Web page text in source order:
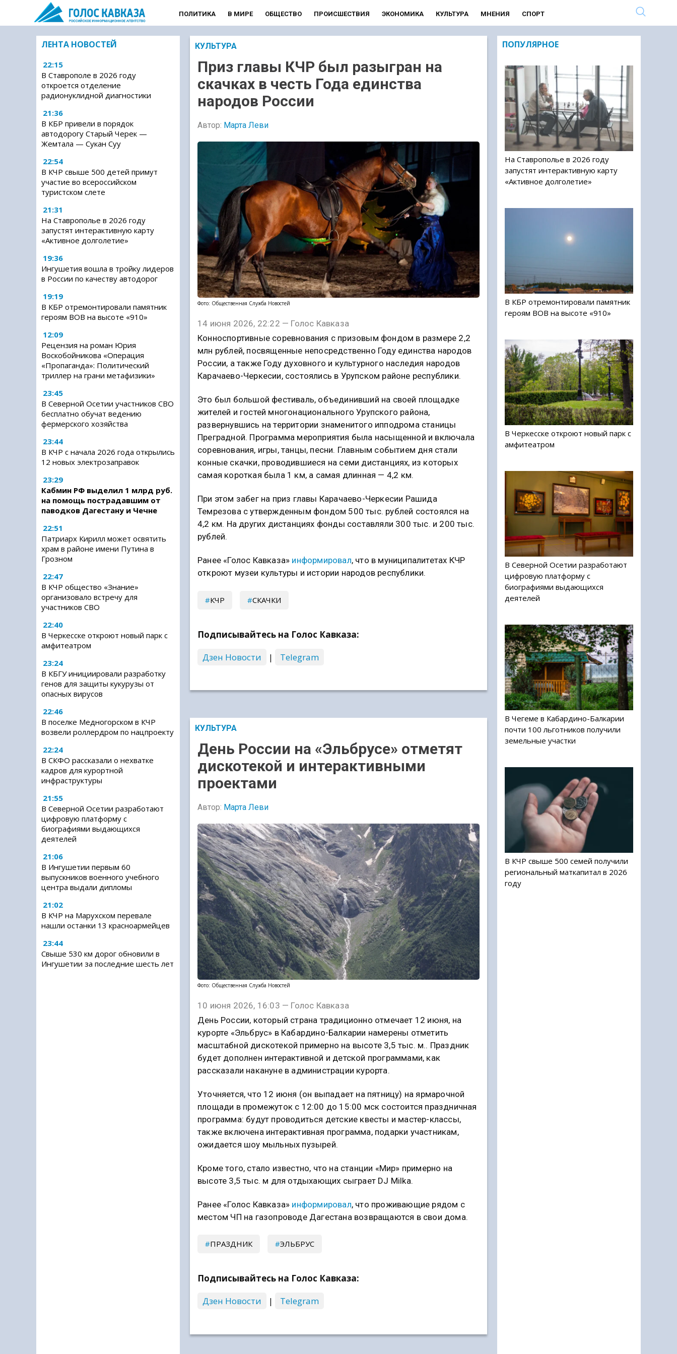
ПОЛИТИКА В МИРЕ ОБЩЕСТВО ПРОИСШЕСТВИЯ ЭКОНОМИКА КУЛЬТУРА МНЕНИЯ СПОРТ
ЛЕНТА НОВОСТЕЙ
22:15
В Ставрополе в 2026 году
откроется отделение
радионуклидной диагностики
21:36
В КБР привели в порядок
автодорогу Старый Черек —
Жемтала — Сукан Суу
22:54
В КЧР свыше 500 детей примут
участие во всероссийском
туристском слете
21:31
На Ставрополье в 2026 году
запустят интерактивную карту
«Активное долголетие»
19:36
Ингушетия вошла в тройку лидеров
в России по качеству автодорог
19:19
В КБР отремонтировали памятник
героям ВОВ на высоте «910»
12:09
Рецензия на роман Юрия
Воскобойникова «Операция
«Пропаганда»: Политический
триллер на грани метафизики»
23:45
В Северной Осетии участников СВО
бесплатно обучат ведению
фермерского хозяйства
23:44
В КЧР с начала 2026 года открылись
12 новых электрозаправок
23:29
Кабмин РФ выделил 1 млрд руб.
на помощь пострадавшим от
паводков Дагестану и Чечне
22:51
Патриарх Кирилл может освятить
храм в районе имени Путина в
Грозном
22:47
В КЧР общество «Знание»
организовало встречу для
участников СВО
22:40
В Черкесске откроют новый парк с
амфитеатром
23:24
В КБГУ инициировали разработку
генов для защиты кукурузы от
опасных вирусов
22:46
В поселке Медногорском в КЧР
возвели роллердром по нацпроекту
22:24
В СКФО рассказали о нехватке
кадров для курортной
инфраструктуры
21:55
В Северной Осетии разработают
цифровую платформу с
биографиями выдающихся
деятелей
21:06
В Ингушетии первым 60
выпускников военного учебного
центра выдали дипломы
21:02
В КЧР на Марухском перевале
нашли останки 13 красноармейцев
23:44
Свыше 530 км дорог обновили в
Ингушетии за последние шесть лет
КУЛЬТУРА
Приз главы КЧР был разыгран на
скачках в честь Года единства
народов России
Автор: Марта Леви
Фото: Общественная Служба Новостей
14 июня 2026, 22:22 — Голос Кавказа
Конноспортивные соревнования с призовым фондом в размере 2,2
млн рублей, посвященные непосредственно Году единства народов
России, а также Году духовного и культурного наследия народов
Карачаево-Черкесии, состоялись в Урупском районе республики.
Это был большой фестиваль, объединивший на своей площадке
жителей и гостей многонационального Урупского района,
развернувшись на территории знаменитого ипподрома станицы
Преградной. Программа мероприятия была насыщенной и включала
соревнования, игры, танцы, песни. Главным событием дня стали
конные скачки, проводившиеся на семи дистанциях, из которых
самая короткая была 1 км, а самая длинная — 4,2 км.
При этом забег на приз главы Карачаево-Черкесии Рашида
Темрезова с утвержденным фондом 500 тыс. рублей состоялся на
4,2 км. На других дистанциях фонды составляли 300 тыс. и 200 тыс.
рублей.
Ранее «Голос Кавказа» информировал, что в муниципалитетах КЧР
откроют музеи культуры и истории народов республики.
КЧР СКАЧКИ
Подписывайтесь на Голос Кавказа:
Дзен Новости
| Telegram
КУЛЬТУРА
День России на «Эльбрусе» отметят
дискотекой и интерактивными
проектами
Автор: Марта Леви
Фото: Общественная Служба Новостей
10 июня 2026, 16:03 — Голос Кавказа
День России, который страна традиционно отмечает 12 июня, на
курорте «Эльбрус» в Кабардино-Балкарии намерены отметить
масштабной дискотекой примерно на высоте 3,5 тыс. м.. Праздник
будет дополнен интерактивной и детской программами, как
рассказали накануне в администрации курорта.
Уточняется, что 12 июня (он выпадает на пятницу) на ярмарочной
площади в промежуток с 12:00 до 15:00 мск состоится праздничная
программа: будут проводиться детские квесты и мастер-классы,
также включена интерактивная программа, подарки участникам,
ожидается шоу мыльных пузырей.
Кроме того, стало известно, что на станции «Мир» примерно на
высоте 3,5 тыс. м для отдыхающих сыграет DJ Milka.
Ранее «Голос Кавказа» информировал, что проживающие рядом с
местом ЧП на газопроводе Дагестана возвращаются в свои дома.
ПРАЗДНИК ЭЛЬБРУС
Подписывайтесь на Голос Кавказа:
Дзен Новости
| Telegram
ПОПУЛЯРНОЕ
На Ставрополье в 2026 году
запустят интерактивную карту
«Активное долголетие»
В КБР отремонтировали памятник
героям ВОВ на высоте «910»
В Черкесске откроют новый парк с
амфитеатром
В Северной Осетии разработают
цифровую платформу с
биографиями выдающихся
деятелей
В Чегеме в Кабардино-Балкарии
почти 100 льготников получили
земельные участки
В КЧР свыше 500 семей получили
региональный маткапитал в 2026
году